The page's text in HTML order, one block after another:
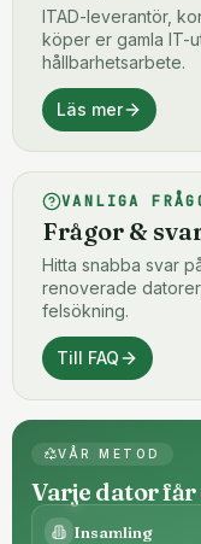
ITAD-leverantör,
köper er gamla IT-
hållbarhetsarbete.
Läs mer
VANLIGA
Frågor &
Hitta snabba svar
renoverade
felsökning.
Till FAQ
VÅR METOD
Varje dator får
Insamling